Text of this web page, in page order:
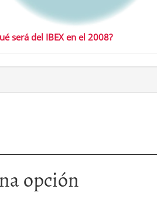
será del IBEX en el 2008?
opción